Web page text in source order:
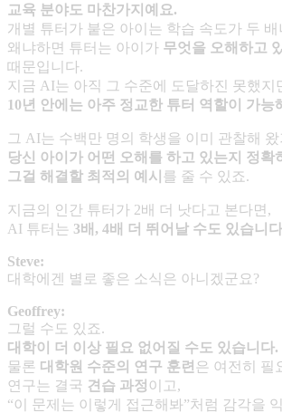
교육 분야도 마찬가지예요.
개별 튜터가 붙은 아이는 학습 속도가 두
왜냐하면 튜터는 아이가 무엇을 오해하고
때문입니다.
지금 AI는 아직 그 수준에 도달하진 못했지
10년 안에는 아주 정교한 튜터 역할이 가능
그 AI는 수백만 명의 학생을 이미 관찰해 왔
당신 아이가 어떤 오해를 하고 있는지 정확
그걸 해결할 최적의 예시 를 줄 수 있죠.
지금의 인간 튜터가 2배 더 낫다고 본다면,
AI 튜터는 3배 , 4배 더 뛰어날 수도 있습니다
Steve:
대학에겐 별로 좋은 소식은 아니겠군요?
Geoffrey:
그럴 수도 있죠.
대학이 더 이상 필요 없어질 수도 있습니다.
물론 대학원 수준의 연구 훈련 은 여전히 필
연구는 결국 견습 과정 이고,
“이 문제는 이렇게 접근해봐”처럼 감각을